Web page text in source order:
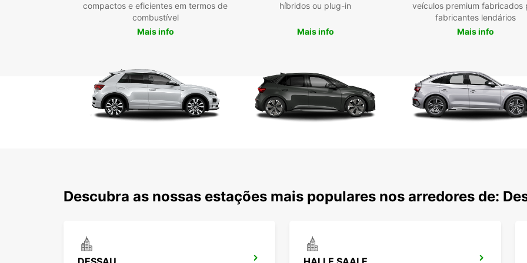
o seu
compactos e eficientes em termos de
combustível
Mais info
híbridos ou plug-in
Mais info
veículos premium fabricados
fabricantes lendários
Mais info
Descubra as nossas estações mais populares nos arredores de: